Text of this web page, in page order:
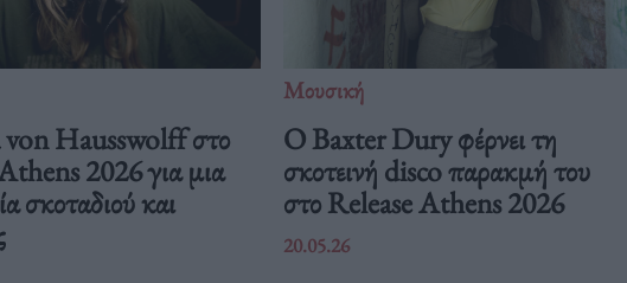
Hausswolff στο
2026 για μια
σκοταδιού και
Μουσική
Ο Baxter Dury φέρνει τη
σκοτεινή disco παρακμή του
στο Release Athens 2026
20.05.26